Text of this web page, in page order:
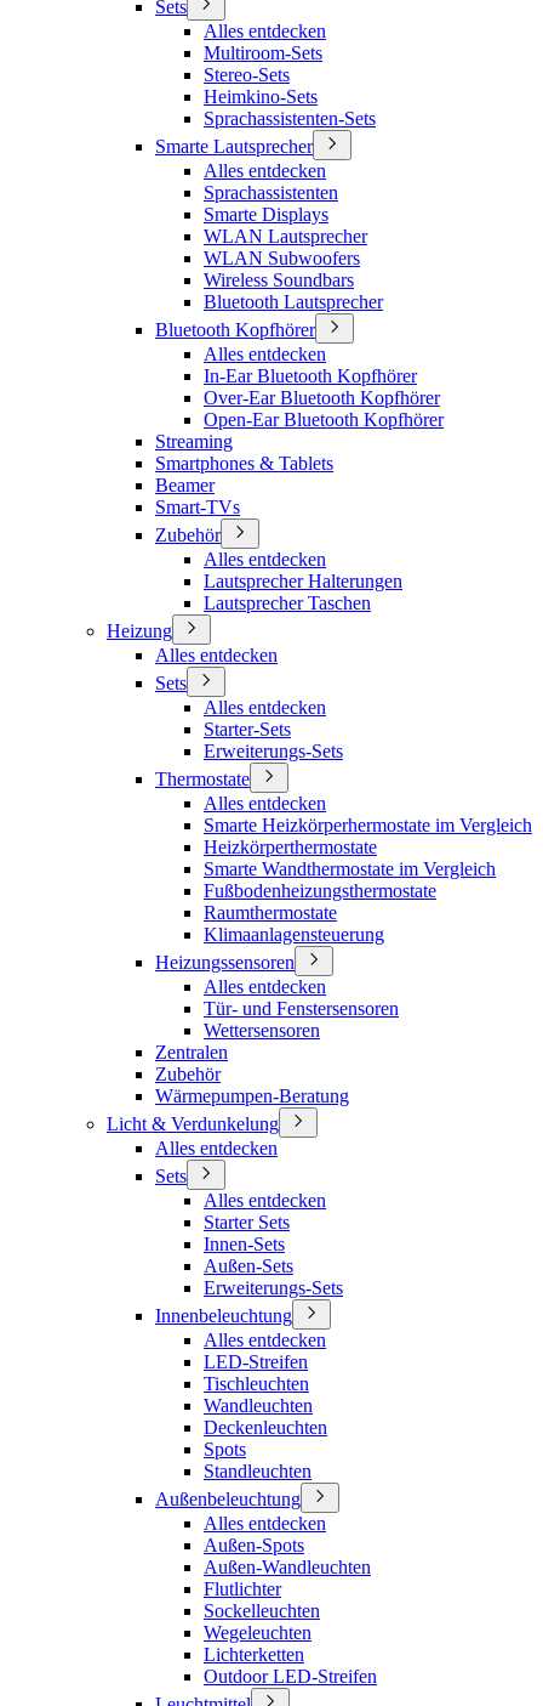
Sets
Alles entdecken
Multiroom-Sets
Stereo-Sets
Heimkino-Sets
Sprachassistenten-Sets
Smarte Lautsprecher
Alles entdecken
Sprachassistenten
Smarte Displays
WLAN Lautsprecher
WLAN Subwoofers
Wireless Soundbars
Bluetooth Lautsprecher
Bluetooth Kopfhörer
Alles entdecken
In-Ear Bluetooth Kopfhörer
Over-Ear Bluetooth Kopfhörer
Open-Ear Bluetooth Kopfhörer
Streaming
Smartphones & Tablets
Beamer
Smart-TVs
Zubehör
Alles entdecken
Lautsprecher Halterungen
Lautsprecher Taschen
Heizung
Alles entdecken
Sets
Alles entdecken
Starter-Sets
Erweiterungs-Sets
Thermostate
Alles entdecken
Smarte Heizkörperhermostate im Vergleich
Heizkörperthermostate
Smarte Wandthermostate im Vergleich
Fußbodenheizungsthermostate
Raumthermostate
Klimaanlagensteuerung
Heizungssensoren
Alles entdecken
Tür- und Fenstersensoren
Wettersensoren
Zentralen
Zubehör
Wärmepumpen-Beratung
Licht & Verdunkelung
Alles entdecken
Sets
Alles entdecken
Starter Sets
Innen-Sets
Außen-Sets
Erweiterungs-Sets
Innenbeleuchtung
Alles entdecken
LED-Streifen
Tischleuchten
Wandleuchten
Deckenleuchten
Spots
Standleuchten
Außenbeleuchtung
Alles entdecken
Außen-Spots
Außen-Wandleuchten
Flutlichter
Sockelleuchten
Wegeleuchten
Lichterketten
Outdoor LED-Streifen